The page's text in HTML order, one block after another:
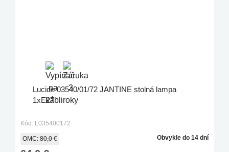
Lucide 03540/01/72 JANTINE stolná lampa
1xE27
Kód: L035400172
OMC: 80,0 € Obvykle do 14 dní